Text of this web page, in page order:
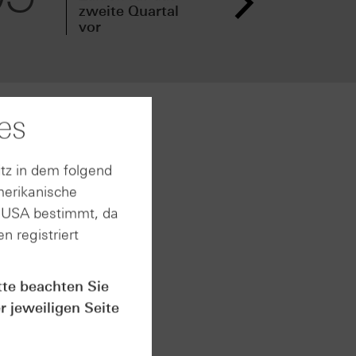
zweite Quartal
vor
der
des
in dem folgend
bestimmt, da
registriert
beachten Sie
jeweiligen Seite